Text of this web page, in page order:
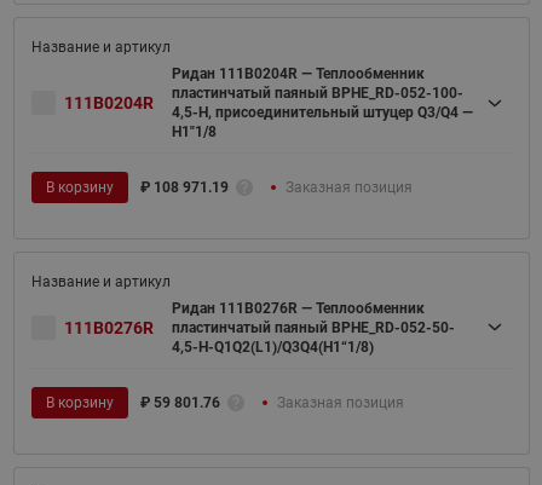
111B0204R
Ридан 111B0204R — Теплообменник
пластинчатый паяный BPHE_RD-052-100-
4,5-H, присоединительный штуцер Q3/Q4 —
H1"1/8
В корзину ₽ 108 971.19 Заказная позиция
111B0276R
Ридан 111B0276R — Теплообменник
пластинчатый паяный BPHE_RD-052-50-
4,5-H-Q1Q2(L1)/Q3Q4(H1“1/8)
В корзину ₽ 59 801.76 Заказная позиция